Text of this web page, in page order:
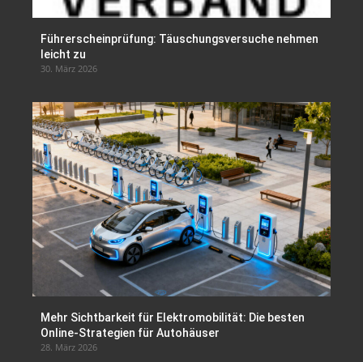
Führerscheinprüfung: Täuschungsversuche nehmen
leicht zu
30. März 2026
Mehr Sichtbarkeit für Elektromobilität: Die besten
Online-Strategien für Autohäuser
28. März 2026